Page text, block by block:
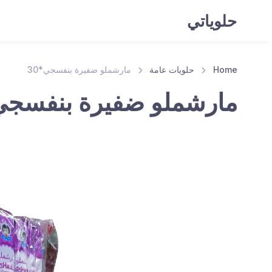
حلوياتي
Home حلويات عامة مارشملو ضفيرة بنفسجي*30
مارشملو ضفيرة